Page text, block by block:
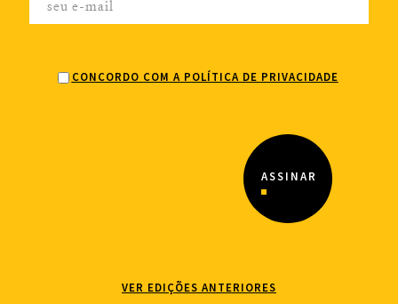
CONCORDO COM A POLÍTICA DE PRIVACIDADE
VER EDIÇÕES ANTERIORES